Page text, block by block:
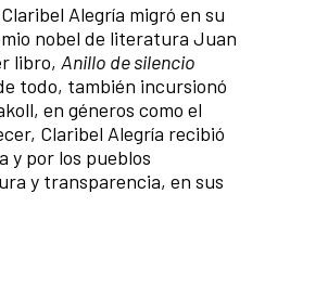
Alegría migró en su
nobel de literatura Juan
libro, Anillo de silencio
todo, también incursionó
en géneros como el
Claribel Alegría recibió
y por los pueblos
y transparencia, en sus